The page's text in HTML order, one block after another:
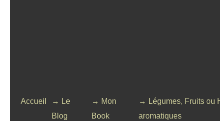
Accueil
→ Le
Blog
→ Mon
Book
→ Légumes, Fruits ou
aromatiques